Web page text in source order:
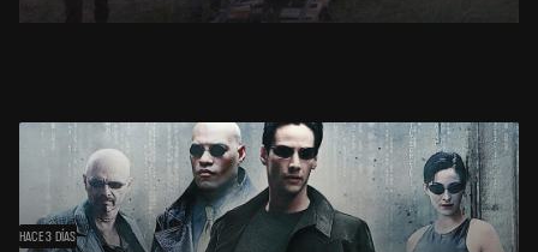
HACE 3 DÍAS